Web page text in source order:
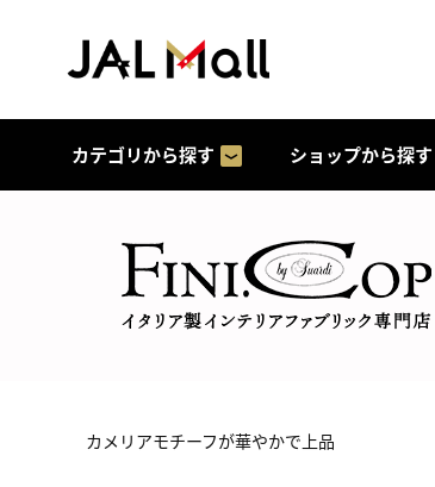
カテゴリから探す ショップから探す
カメリアモチーフが華やかで上品